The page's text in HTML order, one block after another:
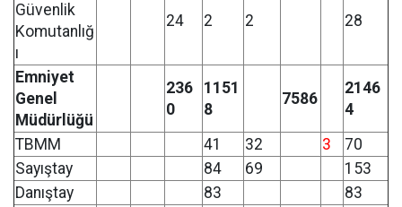
Güvenlik
Komutanlığ
ı
24 2 2 28
Emniyet
Genel
Müdürlüğü
236
0
1151
8
7586
2146
4
TBMM
41 32 3
70
Sayıştay
84 69
153
Danıştay
83
83